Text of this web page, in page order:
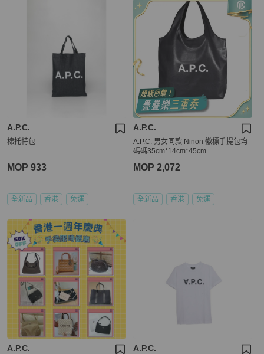
A.P.C.
棉托特包
MOP 933
全新品 香港 免運
A.P.C.
A.P.C. 男女同款 Ninon 徽標手提包均
碼碼35cm*14cm*45cm
MOP 2,072
全新品 香港 免運
A.P.C. A.P.C.